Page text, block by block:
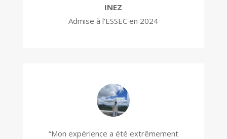
INEZ
Admise à l'ESSEC en 2024
“Mon expérience a été extrêmement